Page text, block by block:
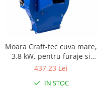
Moara Craft-tec cuva mare,
3.8 kW, pentru furaje si
cereale nr.4 MX426
437,23 Lei
IN STOC